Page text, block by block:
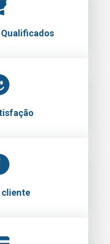
cliente